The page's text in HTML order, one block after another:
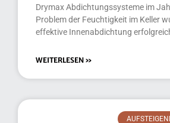
Drymax Abdichtungssysteme im
Problem der Feuchtigkeit im Keller
effektive Innenabdichtung
WEITERLESEN »